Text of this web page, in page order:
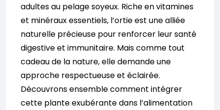
adultes au pelage soyeux. Riche en vitamines
et minéraux essentiels, l’ortie est une alliée
naturelle précieuse pour renforcer leur santé
digestive et immunitaire. Mais comme tout
cadeau de la nature, elle demande une
approche respectueuse et éclairée.
Découvrons ensemble comment intégrer
cette plante exubérante dans l’alimentation